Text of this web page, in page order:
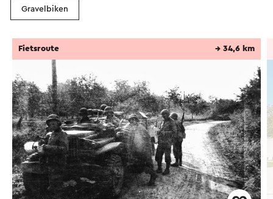
Gravelbiken
Fietsroute → 34,6 km